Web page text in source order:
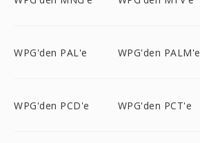
WPG'den PAL'e WPG'den PALM'e
WPG'den PCD'e WPG'den PCT'e